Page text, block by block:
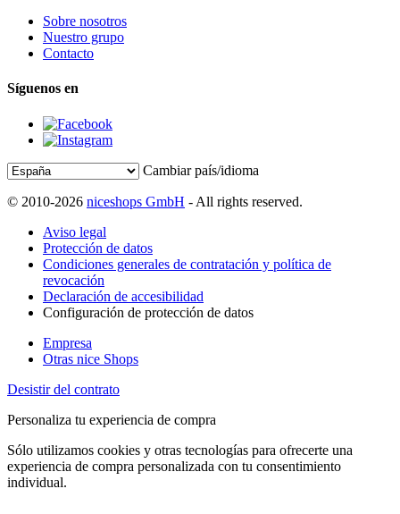
Sobre nosotros
Nuestro grupo
Contacto
Síguenos en
Cambiar país/idioma
© 2010-2026 niceshops GmbH - All rights reserved.
Aviso legal
Protección de datos
Condiciones generales de contratación y política de
revocación
Declaración de accesibilidad
Configuración de protección de datos
Empresa
Otras nice Shops
Desistir del contrato
Personaliza tu experiencia de compra
Sólo utilizamos cookies y otras tecnologías para ofrecerte una
experiencia de compra personalizada con tu consentimiento
individual.